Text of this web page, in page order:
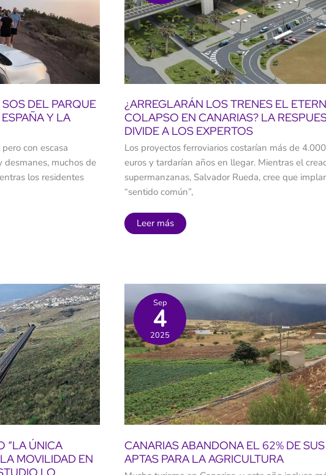
DEL PARQUE
Y LA
con escasa
desmanes, muchos de
los residentes
¿ARREGLARÁN LOS TRENES EL
COLAPSO EN CANARIAS? LA
DIVIDE A LOS EXPERTOS
Los proyectos ferroviarios costarían más de
euros y tardarían años en llegar. Mientras el
supermanzanas, Salvador Rueda, cree que
“sentido común”,
¿Arreglarán
los
Canarias?
La
respuesta
divide
los
expertos
Leer más
“LA ÚNICA
MOVILIDAD EN
Sep
4
2025
CANARIAS ABANDONA EL 62% DE
APTAS PARA LA AGRICULTURA